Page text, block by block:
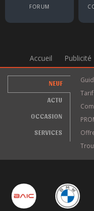
FORUM
Accueil Publicité
NEUF
ACTU
OCCASION
SERVICES